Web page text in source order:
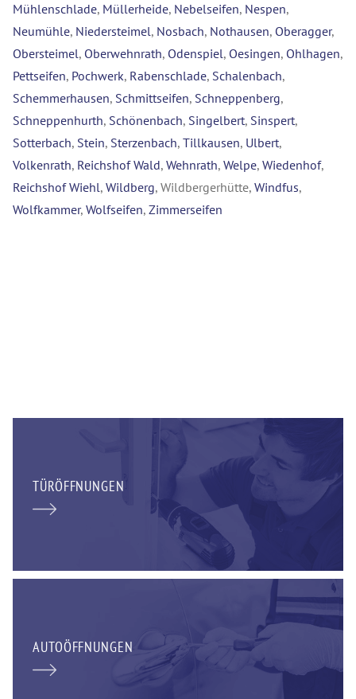
Mühlenschlade, Müllerheide, Nebelseifen, Nespen,
Neumühle, Niedersteimel, Nosbach, Nothausen, Oberagger,
Obersteimel, Oberwehnrath, Odenspiel, Oesingen, Ohlhagen,
Pettseifen, Pochwerk, Rabenschlade, Schalenbach,
Schemmerhausen, Schmittseifen, Schneppenberg,
Schneppenhurth, Schönenbach, Singelbert, Sinspert,
Sotterbach, Stein, Sterzenbach, Tillkausen, Ulbert,
Volkenrath, Reichshof Wald, Wehnrath, Welpe, Wiedenhof,
Reichshof Wiehl, Wildberg, Wildbergerhütte, Windfus,
Wolfkammer, Wolfseifen, Zimmerseifen
TÜRÖFFNUNGEN
AUTOÖFFNUNGEN